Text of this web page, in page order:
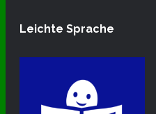
Leichte Sprache